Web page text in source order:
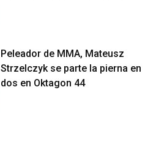
Peleador de MMA, Mateusz
Strzelczyk se parte la pierna en
dos en Oktagon 44